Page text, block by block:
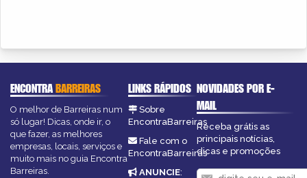
ENCONTRABARREIRAS
O melhor de Barreiras num
só lugar! Dicas, onde ir, o
que fazer, as melhores
empresas, locais, serviços e
muito mais no guia Encontra
Barreiras.
LINKS RÁPIDOS
Sobre
EncontraBarreiras
Fale com o
EncontraBarreiras
ANUNCIE:
NOVIDADES POR E-
MAIL
Receba grátis as
principais notícias,
dicas e promoções